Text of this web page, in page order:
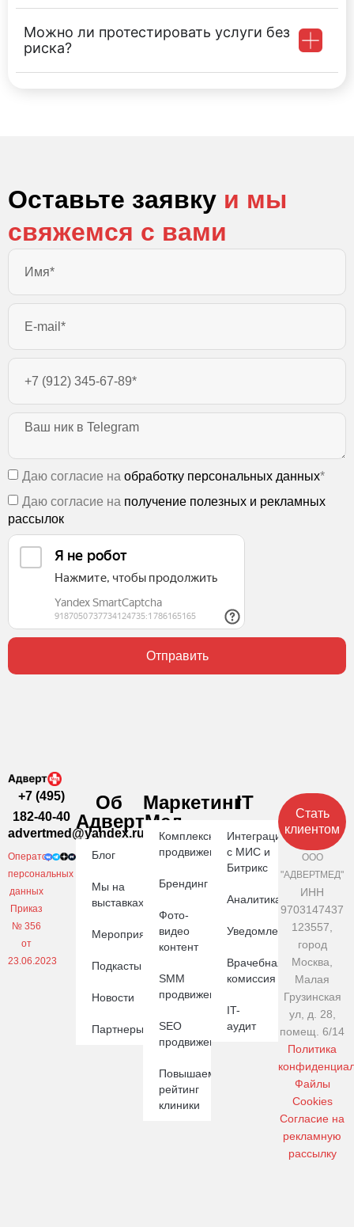
Можно ли протестировать услуги без
риска?
Оставьте заявку и мы
свяжемся с вами
Даю согласие на обработку персональных данных*
Даю согласие на получение полезных и рекламных
рассылок
Отправить
+7 (495)
182-40-40
advertmed@yandex.ru
Оператор
персональных
данных
Приказ
№ 356
от
23.06.2023
Об
АдвертМед
Блог
Мы на
выставках
Мероприятия
Подкасты
Новости
Партнеры
Маркетинг
Комплексное
продвижение
Брендинг
Фото-
видео
контент
SMM
продвижение
SEO
продвижение
Повышаем
рейтинг
клиники
IT
Интеграция
с МИС и
Битрикс
Аналитика
Уведомления
Врачебная
комиссия
IT-
аудит
Стать
клиентом
ООО
"АДВЕРТМЕД"
ИНН
9703147437
123557,
город
Москва,
Малая
Грузинская
ул, д. 28,
помещ. 6/14
Политика
Файлы
Cookies
Cогласие на
рекламную
рассылку